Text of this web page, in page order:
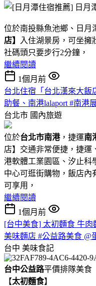
位於南投縣魚池鄉、日月
店】
入住湖景房，可坐擁
社碼頭只要步行2分鐘，
繼續閱讀
1個月前
台北住宿「台北漢來大飯
助餐、南港lalaport #南港
台北市 國內旅遊
位於台北市南港，捷運南
店】交通非常便捷，捷運
港軟體工業園區、汐止科
中心可逛街購物，飯店
可享用，
繼續閱讀
1個月前
[台中美食] 太初麵食 牛肉
美味麵店 #公益路美食 @
台中 美味食記
台中公益路平價排隊美食
【太初麵食】